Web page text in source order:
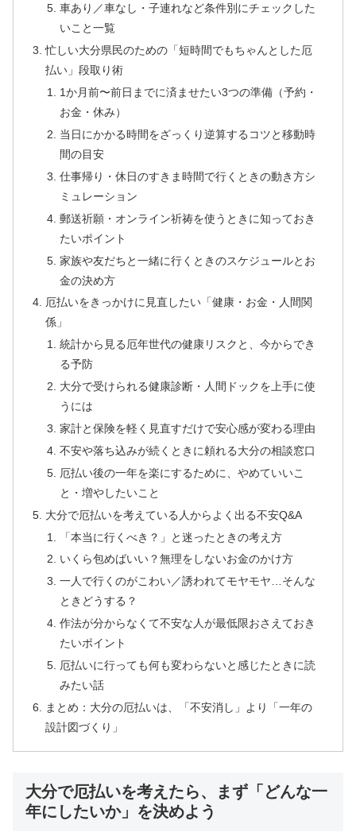
車あり／車なし・子連れなど条件別にチェックした
いこと一覧
忙しい大分県民のための「短時間でもちゃんとした厄
払い」段取り術
1か月前〜前日までに済ませたい3つの準備（予約・
お金・休み）
当日にかかる時間をざっくり逆算するコツと移動時
間の目安
仕事帰り・休日のすきま時間で行くときの動き方シ
ミュレーション
郵送祈願・オンライン祈祷を使うときに知っておき
たいポイント
家族や友だちと一緒に行くときのスケジュールとお
金の決め方
厄払いをきっかけに見直したい「健康・お金・人間関
係」
統計から見る厄年世代の健康リスクと、今からでき
る予防
大分で受けられる健康診断・人間ドックを上手に使
うには
家計と保険を軽く見直すだけで安心感が変わる理由
不安や落ち込みが続くときに頼れる大分の相談窓口
厄払い後の一年を楽にするために、やめていいこ
と・増やしたいこと
大分で厄払いを考えている人からよく出る不安Q&A
「本当に行くべき？」と迷ったときの考え方
いくら包めばいい？無理をしないお金のかけ方
一人で行くのがこわい／誘われてモヤモヤ…そんな
ときどうする？
作法が分からなくて不安な人が最低限おさえておき
たいポイント
厄払いに行っても何も変わらないと感じたときに読
みたい話
まとめ：大分の厄払いは、「不安消し」より「一年の
設計図づくり」
大分で厄払いを考えたら、まず「どんな一
年にしたいか」を決めよう